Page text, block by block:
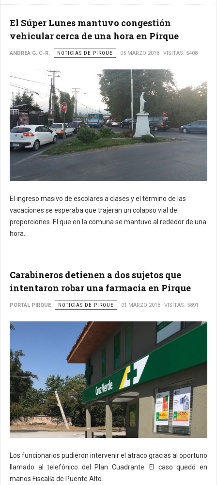
El Súper Lunes mantuvo congestión
vehicular cerca de una hora en Pirque
ANDREA G. C-R. NOTICIAS DE PIRQUE 05 MARZO 2018 VISITAS: 5408
El ingreso masivo de escolares a clases y el término de las
vacaciones se esperaba que trajeran un colapso vial de
proporciones. El que en la comuna se mantuvo al rededor de una
hora.
Carabineros detienen a dos sujetos que
intentaron robar una farmacia en Pirque
PORTAL PIRQUE NOTICIAS DE PIRQUE 01 MARZO 2018 VISITAS: 5891
Los funcionarios pudieron intervenir el atraco gracias al oportuno
llamado al telefónico del Plan Cuadrante. El caso quedó en
manos Fiscalía de Puente Alto.